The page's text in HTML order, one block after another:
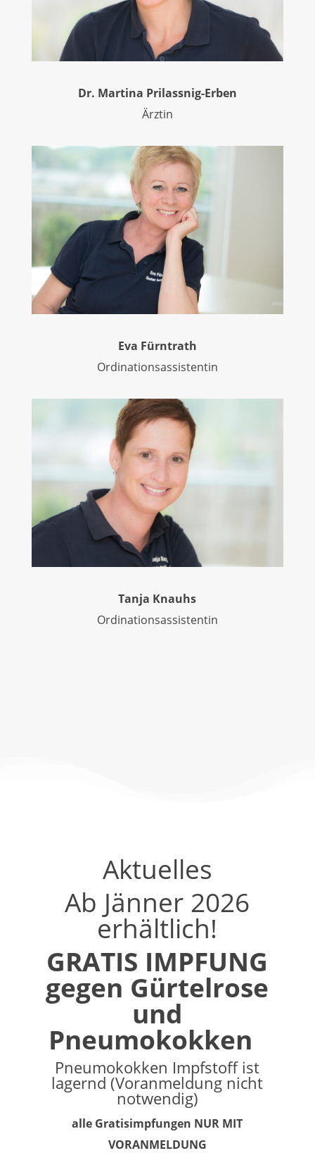
Dr. Martina Prilassnig-Erben
Ärztin
Eva Fürntrath
Ordinationsassistentin
Tanja Knauhs
Ordinationsassistentin
Aktuelles
Ab Jänner 2026
erhältlich!
GRATIS IMPFUNG
gegen Gürtelrose
und
Pneumokokken
Pneumokokken Impfstoff ist
lagernd (Voranmeldung nicht
notwendig)
alle Gratisimpfungen NUR MIT
VORANMELDUNG